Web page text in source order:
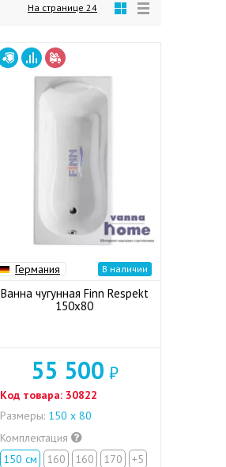
На странице 24
Германия В наличии
Ванна чугунная Finn Respekt
150x80
55 500 ₽
Код товара: 30822
Размеры: 150 х 80
Комплектация
150 см
160 160 170
+5